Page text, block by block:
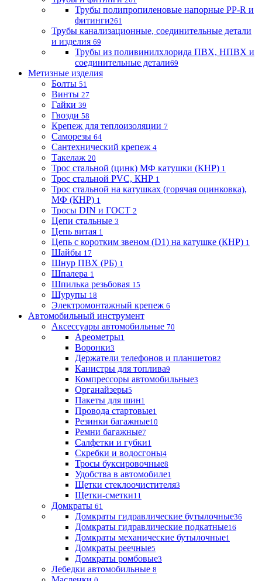
Трубы полипропиленовые напорные PP-R и
фитинги261
Трубы канализационные, соединительные детали
и изделия 69
Трубы из поливинилхлорида ПВХ, НПВХ и
соединительные детали69
Метизные изделия
Болты 51
Винты 27
Гайки 39
Гвозди 58
Крепеж для теплоизоляции 7
Саморезы 64
Сантехнический крепеж 4
Такелаж 20
Трос стальной (цинк) МФ катушки (КНР) 1
Трос стальной PVC, КНР 1
Трос стальной на катушках (горячая оцинковка),
МФ (КНР) 1
Тросы DIN и ГОСТ 2
Цепи стальные 3
Цепь витая 1
Цепь с коротким звеном (D1) на катушке (КНР) 1
Шайбы 17
Шнур ПВХ (РБ) 1
Шпалера 1
Шпилька резьбовая 15
Шурупы 18
Электромонтажный крепеж 6
Автомобильный инструмент
Аксессуары автомобильные 70
Ареометры1
Воронки3
Держатели телефонов и планшетов2
Канистры для топлива9
Компрессоры автомобильные3
Органайзеры5
Пакеты для шин1
Провода стартовые1
Резинки багажные10
Ремни багажные7
Салфетки и губки1
Скребки и водосгоны4
Тросы буксировочные8
Удобства в автомобиле1
Щетки стеклоочистителя3
Щетки-сметки11
Домкраты 61
Домкраты гидравлические бутылочные36
Домкраты гидравлические подкатные16
Домкраты механические бутылочные1
Домкраты реечные5
Домкраты ромбовые3
Лебедки автомобильные 8